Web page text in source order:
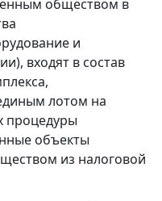
обществом в
и
входят в состав
лотом на
процедуры
объекты
из налоговой